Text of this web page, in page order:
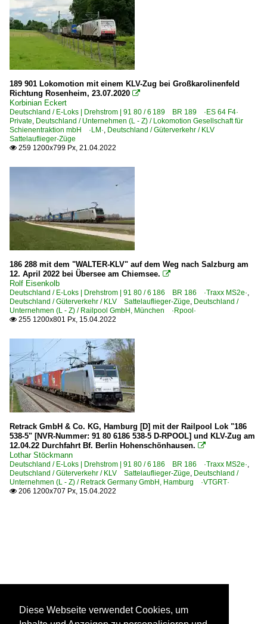
189 901 Lokomotion mit einem KLV-Zug bei Großkarolinenfeld
Richtung Rosenheim, 23.07.2020 
Korbinian Eckert
Deutschland / E-Loks | Drehstrom | 91 80 / 6 189 BR 189 ·ES 64 F4·
Private, Deutschland / Unternehmen (L - Z) / Lokomotion Gesellschaft für
Schienentraktion mbH ·LM·, Deutschland / Güterverkehr / KLV
Sattelauflieger-Züge
 259 1200x799 Px, 21.04.2022
186 288 mit dem "WALTER-KLV" auf dem Weg nach Salzburg am
12. April 2022 bei Übersee am Chiemsee. 
Rolf Eisenkolb
Deutschland / E-Loks | Drehstrom | 91 80 / 6 186 BR 186 ·Traxx MS2e·,
Deutschland / Güterverkehr / KLV Sattelauflieger-Züge, Deutschland /
Unternehmen (L - Z) / Railpool GmbH, München ·Rpool·
 255 1200x801 Px, 15.04.2022
Retrack GmbH & Co. KG, Hamburg [D] mit der Railpool Lok "186
538-5" [NVR-Nummer: 91 80 6186 538-5 D-RPOOL] und KLV-Zug am
12.04.22 Durchfahrt Bf. Berlin Hohenschönhausen. 
Lothar Stöckmann
Deutschland / E-Loks | Drehstrom | 91 80 / 6 186 BR 186 ·Traxx MS2e·,
Deutschland / Güterverkehr / KLV Sattelauflieger-Züge, Deutschland /
Unternehmen (L - Z) / Retrack Germany GmbH, Hamburg ·VTGRT·
 206 1200x707 Px, 15.04.2022
Diese Webseite verwendet Cookies, um